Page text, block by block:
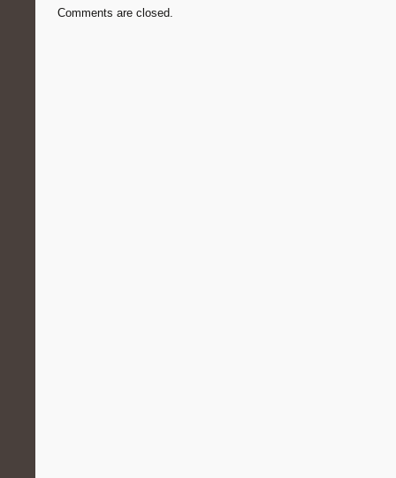
Comments are closed.